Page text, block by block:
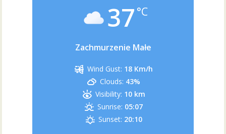
37 °C
Zachmurzenie Małe
Wind Gust: 18 Km/h
Clouds: 43%
Visibility: 10 km
Sunrise: 05:07
Sunset: 20:10